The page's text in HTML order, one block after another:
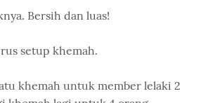
Bersih dan luas!
setup khemah.
khemah untuk member lelaki 2